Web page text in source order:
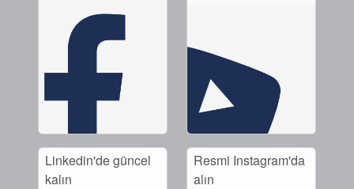
Linkedin'de güncel
kalın
Resmi Instagram'da
alın